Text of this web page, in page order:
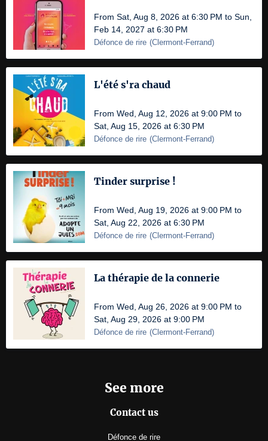
From Sat, Aug 8, 2026 at 6:30 PM to Sun,
Feb 14, 2027 at 6:30 PM
Défonce de rire (Clermont-Ferrand)
L'été s'ra chaud
From Wed, Aug 12, 2026 at 9:00 PM to
Sat, Aug 15, 2026 at 6:30 PM
Défonce de rire (Clermont-Ferrand)
Tinder surprise !
From Wed, Aug 19, 2026 at 9:00 PM to
Sat, Aug 22, 2026 at 6:30 PM
Défonce de rire (Clermont-Ferrand)
La thérapie de la connerie
From Wed, Aug 26, 2026 at 9:00 PM to
Sat, Aug 29, 2026 at 9:00 PM
Défonce de rire (Clermont-Ferrand)
See more
Contact us
Défonce de rire